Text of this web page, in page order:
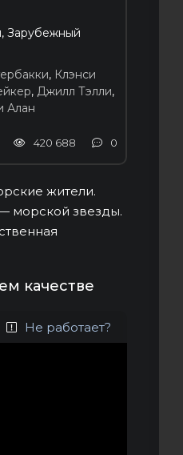
Зарубежный
, Клэнси
, Джилл Тэлли,
Алан
420 688 0
жители.
морской звезды.
качестве
Не работает?